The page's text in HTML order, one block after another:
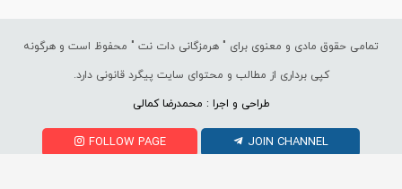
تمامی حقوق مادی و معنوی برای " هرمزگانی دات نت " محفوظ است و هرگونه
کپی برداری از مطالب و محتوای سایت پیگرد قانونی دارد.
طراحی و اجرا : محمدرضا کمالی
FOLLOW PAGE JOIN CHANNEL